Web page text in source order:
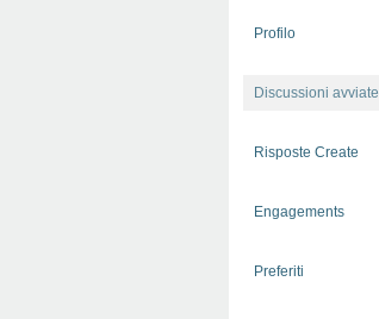
Profilo
Discussioni avviate
Risposte Create
Engagements
Preferiti